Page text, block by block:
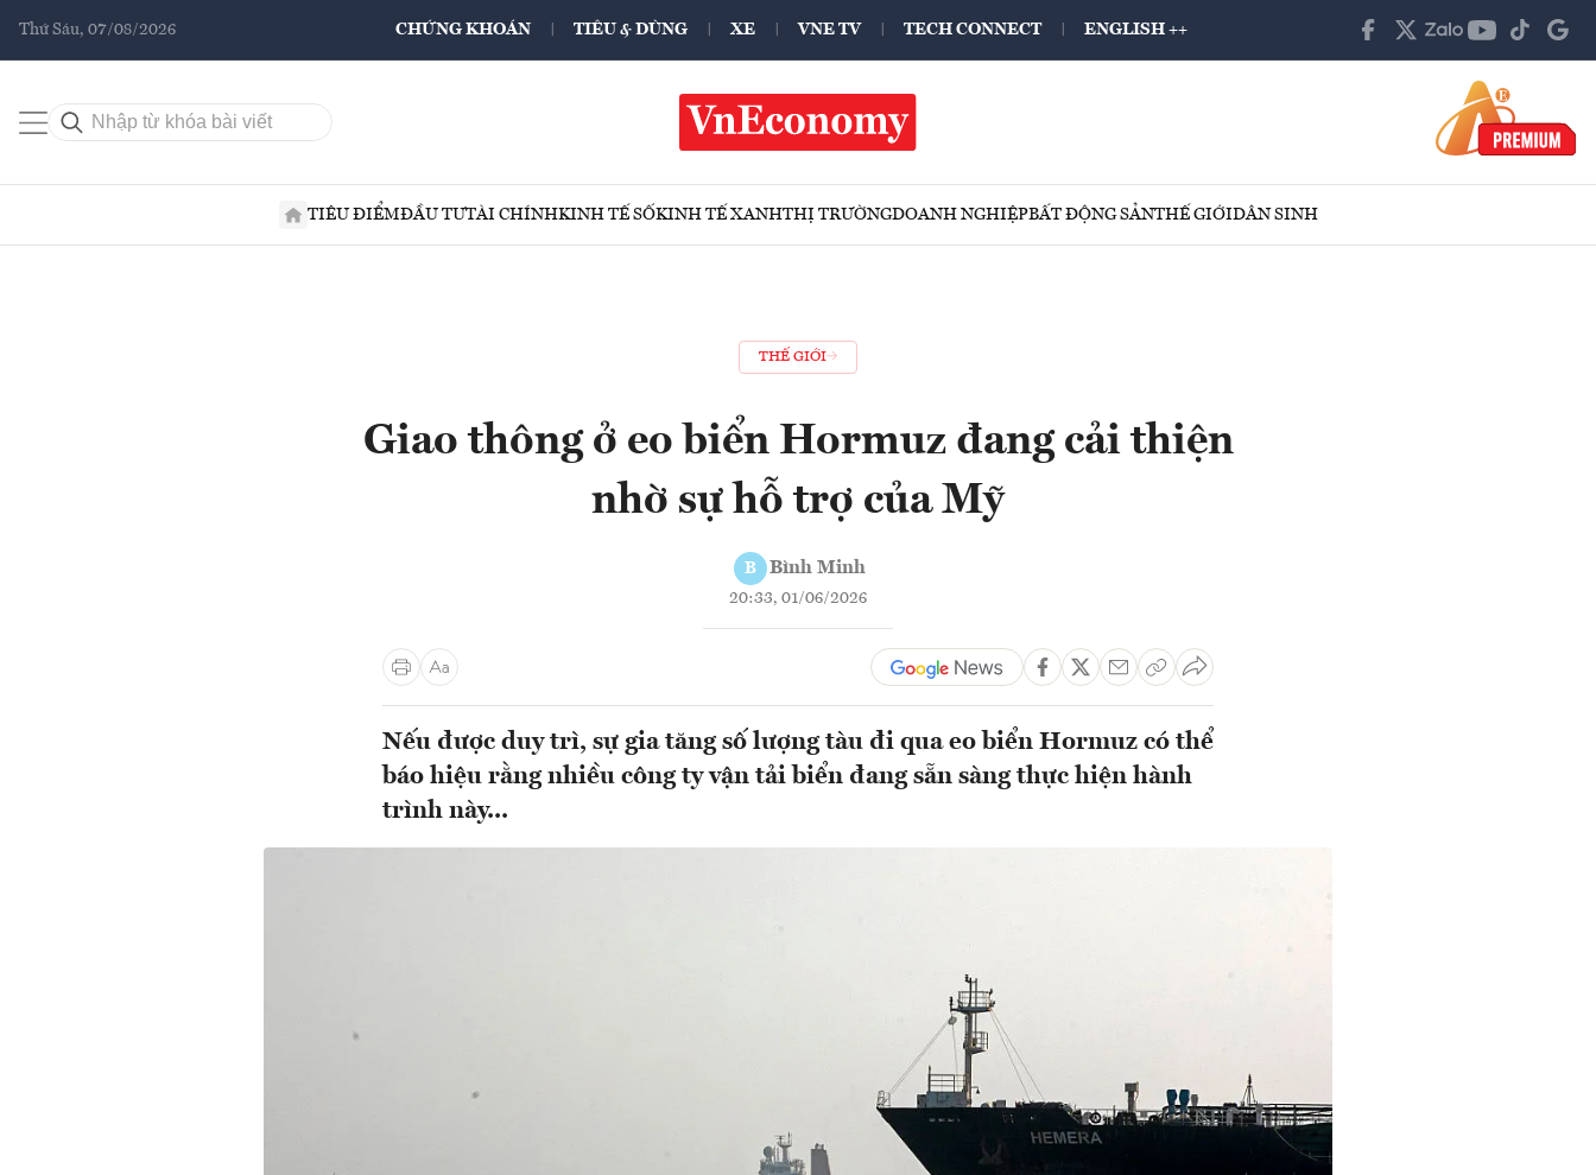
Thứ Sáu, 07/08/2026 CHỨNG KHOÁN TIÊU & DÙNG XE VNE TV TECH CONNECT ENGLISH ++
TIÊU ĐIỂMĐẦU TƯTÀI CHÍNHKINH TẾ SỐKINH TẾ XANHTHỊ TRƯỜNGDOANH NGHIỆPBẤT ĐỘNG SẢNTHẾ GIỚIDÂN SINH
THẾ GIỚI
Giao thông ở eo biển Hormuz đang cải thiện
nhờ sự hỗ trợ của Mỹ
B Bình Minh
20:33, 01/06/2026
Nếu được duy trì, sự gia tăng số lượng tàu đi qua eo biển Hormuz có thể
báo hiệu rằng nhiều công ty vận tải biển đang sẵn sàng thực hiện hành
trình này...